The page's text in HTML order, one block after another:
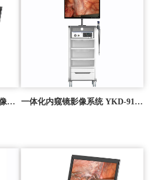
YKD-9100A 一体化内窥镜影像系统 一体化内窥镜影像系统 YKD-9102A